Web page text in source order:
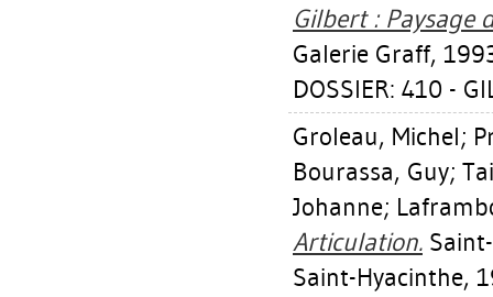
Gilbert : Paysage
Galerie Graff,
DOSSIER: 410 -
Groleau, Michel;
Bourassa, Guy;
Johanne;
Articulation.
Saint-Hyacinthe,